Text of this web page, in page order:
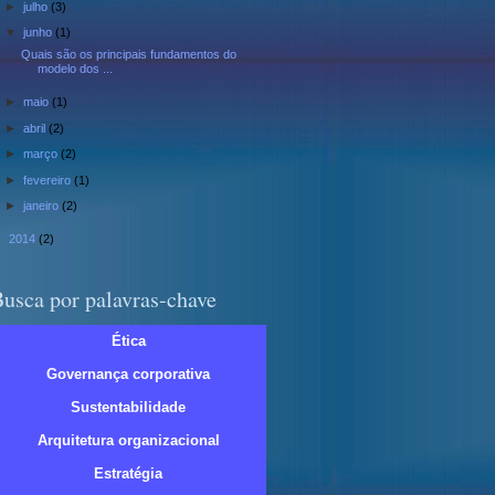
►julho(3)
▼junho(1)
Quais são os principais fundamentos do
modelo dos ...
►maio(1)
►abril(2)
►março(2)
►fevereiro(1)
►janeiro(2)
2014 (2)
por palavras-chave
Ética
Governança corporativa
Sustentabilidade
Arquitetura organizacional
Estratégia